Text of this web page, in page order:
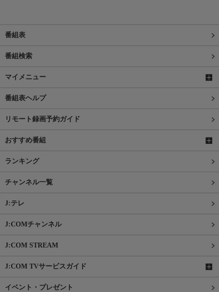
番組表
番組検索
マイメニュー
番組表ヘルプ
リモート録画予約ガイド
おすすめ番組
ランキング
チャンネル一覧
J:テレ
J:COMチャンネル
J:COM STREAM
J:COM TVサービスガイド
イベント・プレゼント